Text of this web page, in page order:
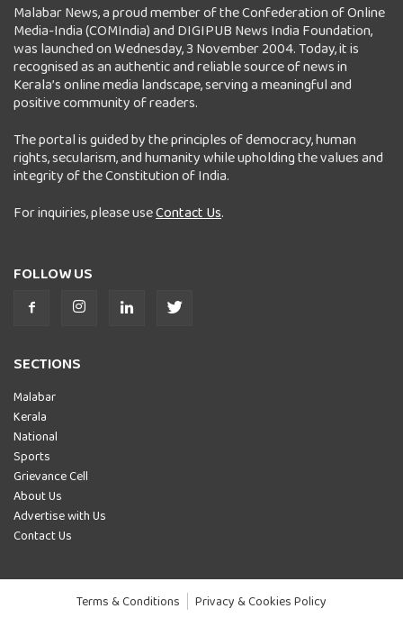
Malabar News, a proud member of the Confederation of Online
Media-India (COMIndia) and DIGIPUB News India Foundation,
was launched on Wednesday, 3 November 2004. Today, it is
recognised as an authentic and reliable source of news in
Kerala’s online media landscape, serving a meaningful and
positive community of readers.
The portal is guided by the principles of democracy, human
rights, secularism, and humanity while upholding the values and
integrity of the Constitution of India.
For inquiries, please useContact Us.
FOLLOW US
SECTIONS
Malabar
Kerala
National
Sports
Grievance Cell
About Us
Advertise with Us
Contact Us
Terms & Conditions
Privacy & Cookies Policy